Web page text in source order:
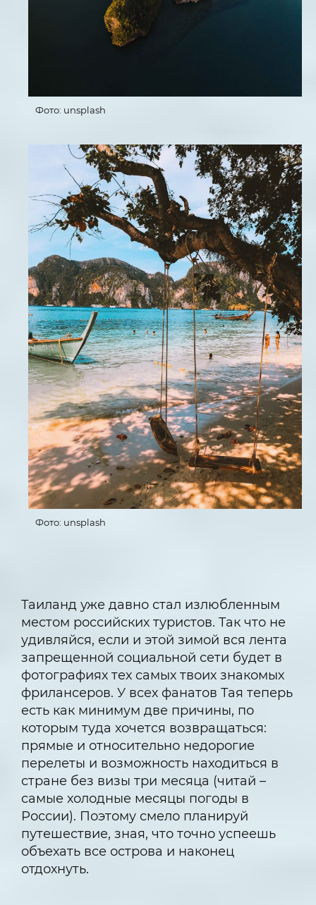
Фото: unsplash
Фото: unsplash
Таиланд уже давно стал излюбленным
местом российских туристов. Так что не
удивляйся, если и этой зимой вся лента
запрещенной социальной сети будет в
фотографиях тех самых твоих знакомых
фрилансеров. У всех фанатов Тая теперь
есть как минимум две причины, по
которым туда хочется возвращаться:
прямые и относительно недорогие
перелеты и возможность находиться в
стране без визы три месяца (читай –
самые холодные месяцы погоды в
России). Поэтому смело планируй
путешествие, зная, что точно успеешь
объехать все острова и наконец
отдохнуть.